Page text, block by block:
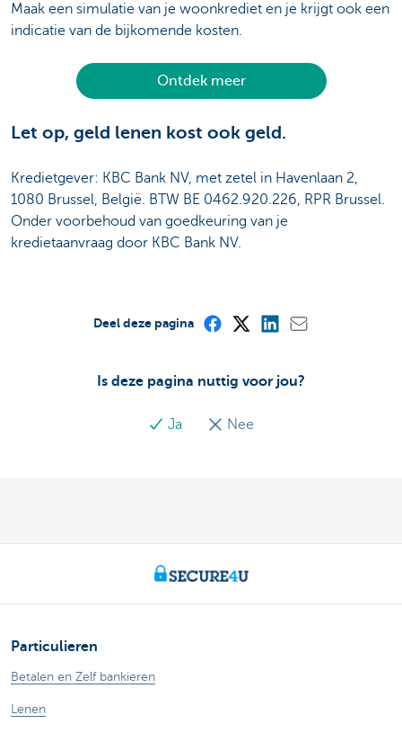
Maak een simulatie van je woonkrediet en je krijgt ook een
indicatie van de bijkomende kosten.
Ontdek meer
Let op, geld lenen kost ook geld.
Kredietgever: KBC Bank NV, met zetel in Havenlaan 2,
1080 Brussel, België. BTW BE 0462.920.226, RPR Brussel.
Onder voorbehoud van goedkeuring van je
kredietaanvraag door KBC Bank NV.
Is deze pagina nuttig voor jou?
Ja Nee
Deel deze pagina
Particulieren
Betalen en Zelf bankieren
Lenen